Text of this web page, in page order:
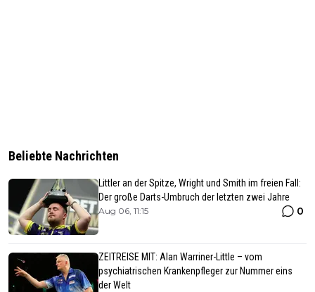
Beliebte Nachrichten
Littler an der Spitze, Wright und Smith im freien Fall:
Der große Darts-Umbruch der letzten zwei Jahre
Aug 06, 11:15 0
ZEITREISE MIT: Alan Warriner-Little – vom
psychiatrischen Krankenpfleger zur Nummer eins
der Welt